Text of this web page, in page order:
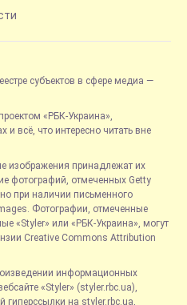
субъектов в сфере медиа —
«РБК-Украина»,
всё, что интересно читать вне
изображения принадлежат их
фотографий, отмеченных Getty
при наличии письменного
Фотографии, отмеченные
«Styler» или «РБК-Украина», могут
Creative Commons Attribution
информационных
«Styler» (styler.rbc.ua),
гиперссылки на styler.rbc.ua,